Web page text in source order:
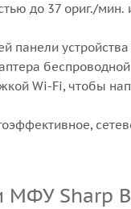
до 37 ориг./
панели
Wi-Fi, чтобы
МФУ Sharp